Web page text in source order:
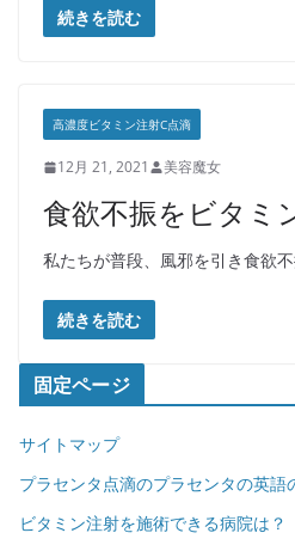
続きを読む
高濃度ビタミン注射C点滴
12月 21, 2021 美容魔女
食欲不振をビタミ
私たちが普段、風邪を引き食欲
続きを読む
固定ページ
サイトマップ
プラセンタ点滴のプラセンタの英語
ビタミン注射を施術できる病院は？